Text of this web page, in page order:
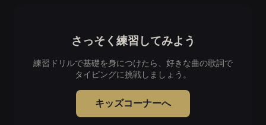
さっそく練習してみよう
練習ドリルで基礎を身につけたら、好きな曲の歌詞で
タイピングに挑戦しましょう。
キッズコーナーへ